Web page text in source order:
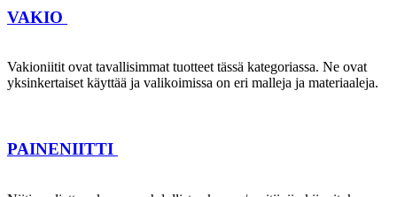
VAKIO
Vakioniitit ovat tavallisimmat tuotteet tässä kategoriassa. Ne ovat
yksinkertaiset käyttää ja valikoimissa on eri malleja ja materiaaleja.
PAINENIITTI